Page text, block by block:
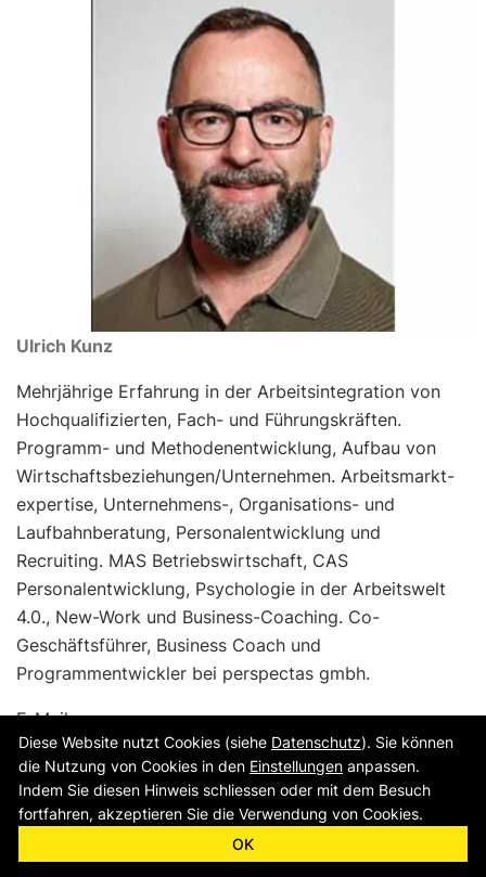
Ulrich Kunz
Mehrjährige Erfahrung in der Arbeitsintegration von
Hochqualifizierten, Fach- und Führungskräften.
Programm- und Methodenentwicklung, Aufbau von
Wirtschaftsbeziehungen/Unternehmen. Arbeitsmarkt-
expertise, Unternehmens-, Organisations- und
Laufbahnberatung, Personalentwicklung und
Recruiting. MAS Betriebswirtschaft, CAS
Personalentwicklung, Psychologie in der Arbeitswelt
4.0., New-Work und Business-Coaching. Co-
Geschäftsführer, Business Coach und
Programmentwickler bei perspectas gmbh.
E-Mail:
ulrich.kunz@perspectas.ch
Diese Website nutzt Cookies (siehe Datenschutz). Sie können
die Nutzung von Cookies in den Einstellungen anpassen.
Indem Sie diesen Hinweis schliessen oder mit dem Besuch
fortfahren, akzeptieren Sie die Verwendung von Cookies.
OK